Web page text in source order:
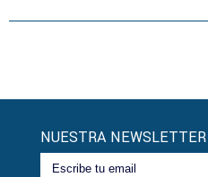
NUESTRA NEWSLETTER